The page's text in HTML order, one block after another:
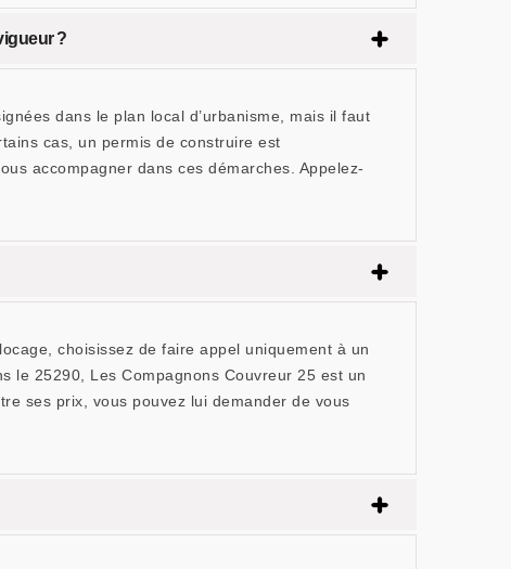
?
dans le plan local d’urbanisme, mais il faut
cas, un permis de construire est
accompagner dans ces démarches. Appelez-
choisissez de faire appel uniquement à un
le 25290, Les Compagnons Couvreur 25 est un
ses prix, vous pouvez lui demander de vous